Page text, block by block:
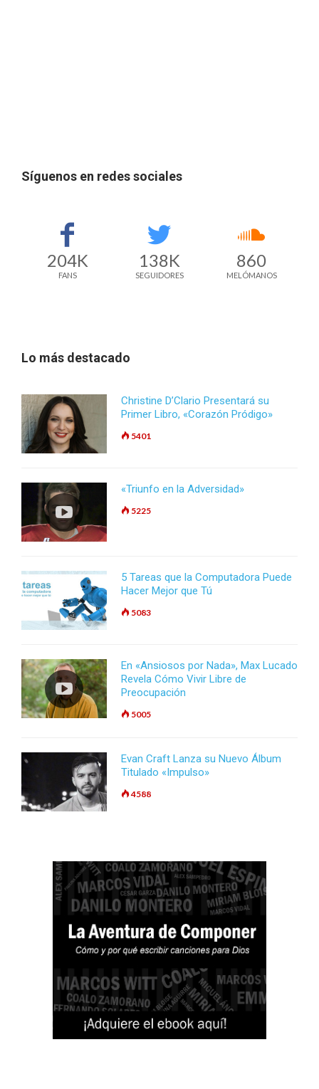
Síguenos en redes sociales
204K
FANS
138K
SEGUIDORES
860
MELÓMANOS
Lo más destacado
Christine D’Clario Presentará su
Primer Libro, «Corazón Pródigo»
5401
«Triunfo en la Adversidad»
5225
5 Tareas que la Computadora Puede
Hacer Mejor que Tú
5083
En «Ansiosos por Nada», Max Lucado
Revela Cómo Vivir Libre de
Preocupación
5005
Evan Craft Lanza su Nuevo Álbum
Titulado «Impulso»
4588